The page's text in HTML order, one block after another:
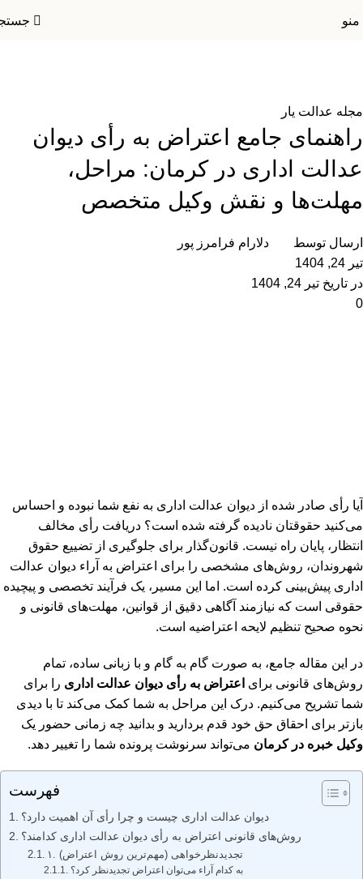
منو
مجله عدالت یار
راهنمای جامع اعتراض به رأی دیوان
عدالت اداری در کرمان: مراحل،
مهلت‌ها و نقش وکیل متخصص
ارسال توسط
دلارام فرامرز پور
تیر 24, 1404
در تاریخ تیر 24, 1404
0
آیا رأی صادر شده از دیوان عدالت اداری به نفع شما نبوده و احساس
می‌کنید حقوقتان نادیده گرفته شده است؟ دریافت رأی مخالف
انتظار، پایان راه نیست. قانون‌گذار برای جلوگیری از تضییع حقوق
شهروندان، روش‌های مشخصی را برای اعتراض به آراء دیوان عدالت
اداری پیش‌بینی کرده است. اما این مسیر، یک فرآیند تخصصی و پیچیده
حقوقی است که نیازمند آگاهی دقیق از قوانین، مهلت‌های قانونی و
نحوه صحیح تنظیم لایحه اعتراضیه است.
در این مقاله جامع، به صورت گام به گام و با زبانی ساده، تمام
روش‌های قانونی برای اعتراض به رأی دیوان عدالت اداری را برای
شما تشریح می‌کنیم. درک این مراحل به شما کمک می‌کند تا با دیدی
بازتر برای احقاق حق خود قدم بردارید و بدانید چه زمانی حضور یک
وکیل خبره در کرمان می‌تواند سرنوشت پرونده شما را تغییر دهد.
فهرست
دیوان عدالت اداری چیست و چرا رأی آن اهمیت دارد؟
روش‌های قانونی اعتراض به رأی دیوان عدالت اداری کدامند؟
۱. تجدیدنظرخواهی (مهم‌ترین روش اعتراض)
به کدام آراء می‌توان اعتراض تجدیدنظر کرد؟